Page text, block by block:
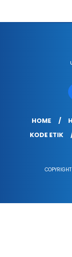
HOME
KODE ETIK